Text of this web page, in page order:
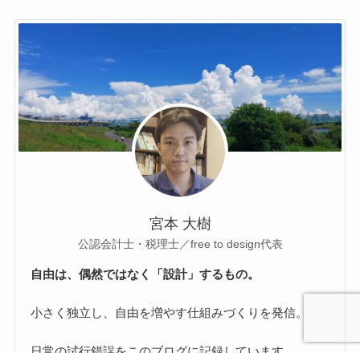
宮本 大樹
公認会計士・税理士／free to design代表
自由は、偶然ではなく「設計」するもの。
小さく独立し、自由を増やす仕組みづくりを発信。